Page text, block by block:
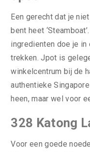
Een gerecht dat je
bent heet
ingredienten doe je in
trekken. Jpot is
winkelcentrum bij de
authentieke
heen, maar wel voor
328 Katong
Voor een goede